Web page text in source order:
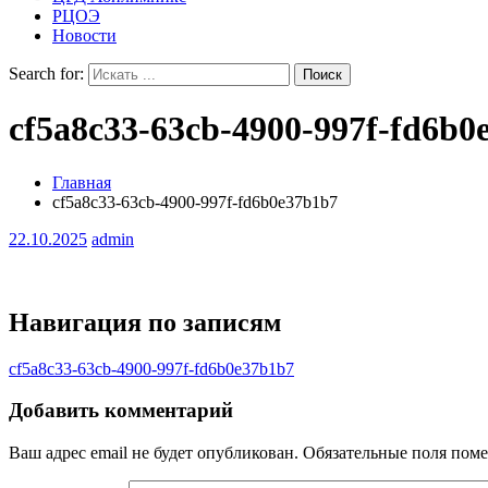
РЦОЭ
Новости
Search for:
cf5a8c33-63cb-4900-997f-
Главная
cf5a8c33-63cb-4900-997f-fd6b0e37b1b7
22.10.2025 admin
Навигация по записям
cf5a8c33-63cb-4900-997f-fd6b0e37b1b7
Добавить комментарий
Ваш адрес email не будет опубликован. Обязательные поля